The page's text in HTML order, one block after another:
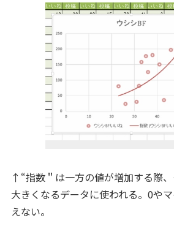
↑“指数＂は一方の値が増加する際
大きくなるデータに使われる。0や
えない。